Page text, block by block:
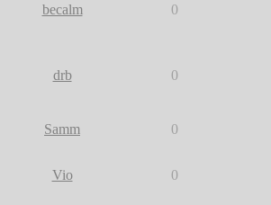
becalm 0
drb 0
Samm 0
Vio 0